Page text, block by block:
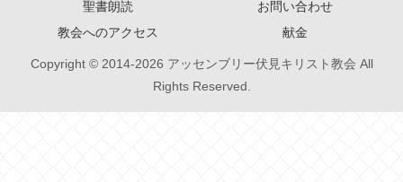
聖書朗読
お問い合わせ
教会へのアクセス
献金
Copyright © 2014-2026 アッセンブリー伏見キリスト教会 All
Rights Reserved.